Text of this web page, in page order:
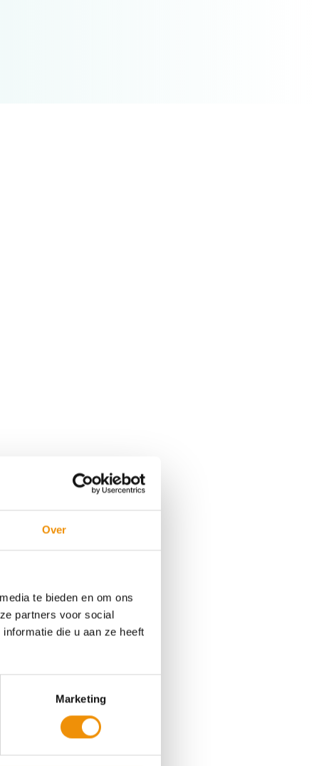
Over
te bieden en om ons
partners voor social
die u aan ze heeft
Marketing